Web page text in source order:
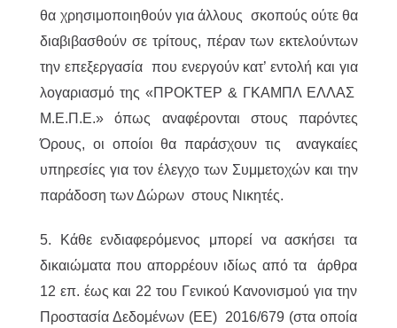
θα χρησιμοποιηθούν για άλλους σκοπούς ούτε θα
διαβιβασθούν σε τρίτους, πέραν των εκτελούντων
την επεξεργασία που ενεργούν κατ’ εντολή και για
λογαριασμό της «ΠΡΟΚΤΕΡ & ΓΚΑΜΠΛ ΕΛΛΑΣ
M.Ε.Π.Ε.» όπως αναφέρονται στους παρόντες
Όρους, οι οποίοι θα παράσχουν τις αναγκαίες
υπηρεσίες για τον έλεγχο των Συμμετοχών και την
παράδοση των Δώρων στους Νικητές.
5. Κάθε ενδιαφερόμενος μπορεί να ασκήσει τα
δικαιώματα που απορρέουν ιδίως από τα άρθρα
12 επ. έως και 22 του Γενικού Κανονισμού για την
Προστασία Δεδομένων (ΕΕ) 2016/679 (στα οποία